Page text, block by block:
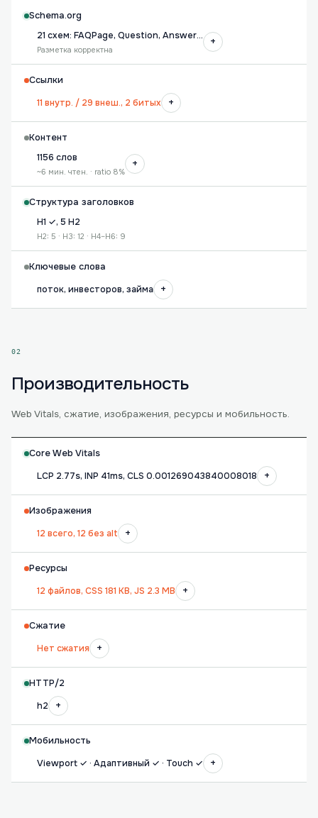
Schema.org
21 схем: FAQPage, Question, Answer…
Разметка корректна
+
Ссылки
11 внутр. / 29 внеш., 2 битых
+
Контент
1156 слов
~6 мин. чтен. · ratio 8%
+
Структура заголовков
H1 ✓, 5 H2
H2: 5 · H3: 12 · H4–H6: 9
Ключевые слова
поток, инвесторов, займа
+
02
Производительность
Web Vitals, сжатие, изображения, ресурсы и мобильность.
Core Web Vitals
LCP 2.77s, INP 41ms, CLS 0.001269043840008018
+
Изображения
12 всего, 12 без alt
+
Ресурсы
12 файлов, CSS 181 KB, JS 2.3 MB
+
Сжатие
Нет сжатия
+
HTTP/2
h2
+
Мобильность
Viewport ✓ · Адаптивный ✓ · Touch ✓
+